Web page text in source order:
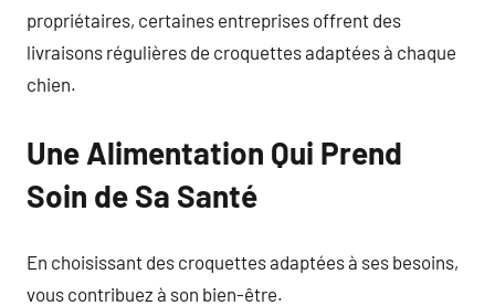
propriétaires, certaines entreprises offrent des
livraisons régulières de croquettes adaptées à chaque
chien.
Une Alimentation Qui Prend
Soin de Sa Santé
En choisissant des croquettes adaptées à ses besoins,
vous contribuez à son bien-être.